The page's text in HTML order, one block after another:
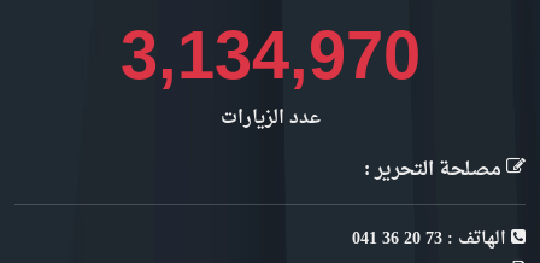
3,511,160
عدد الزيارات
مصلحة التحرير :
الهاتف : 73 20 36 041